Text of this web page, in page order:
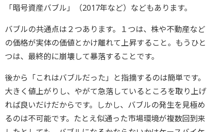
「暗号資産バブル」（2017年など）などもあります。
バブルの共通点は２つあります。１つは、株や不動産など
の価格が実体の価値とかけ離れて上昇すること。もうひと
つは、最終的に崩壊して暴落することです。
後から「これはバブルだった」と指摘するのは簡単です。
大きく値上がりし、やがて急落しているところを取り上げ
れば良いだけだからです。しかし、バブルの発生を見極め
るのは不可能です。たとえ似通った市場環境が複数回到来